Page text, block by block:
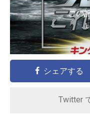
この
シェアする
Twitter